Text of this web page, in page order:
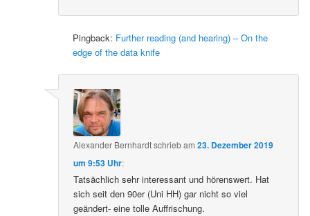
Pingback: Further reading (and hearing) – On the
edge of the data knife
Alexander Bernhardtschriebam23. Dezember 2019
um 9:53 Uhr:
Tatsächlich sehr interessant und hörenswert. Hat
sich seit den 90er (Uni HH) gar nicht so viel
geändert- eine tolle Auffrischung.